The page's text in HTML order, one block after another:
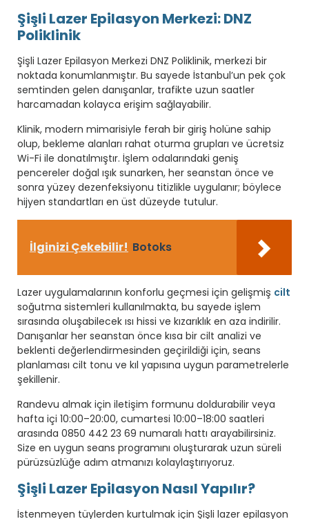
Şişli Lazer Epilasyon Merkezi: DNZ
Poliklinik
Şişli Lazer Epilasyon Merkezi DNZ Poliklinik, merkezi bir
noktada konumlanmıştır. Bu sayede İstanbul’un pek çok
semtinden gelen danışanlar, trafikte uzun saatler
harcamadan kolayca erişim sağlayabilir.
Klinik, modern mimarisiyle ferah bir giriş holüne sahip
olup, bekleme alanları rahat oturma grupları ve ücretsiz
Wi-Fi ile donatılmıştır. İşlem odalarındaki geniş
pencereler doğal ışık sunarken, her seanstan önce ve
sonra yüzey dezenfeksiyonu titizlikle uygulanır; böylece
hijyen standartları en üst düzeyde tutulur.
İlginizi Çekebilir! Botoks
Lazer uygulamalarının konforlu geçmesi için gelişmiş cilt
soğutma sistemleri kullanılmakta, bu sayede işlem
sırasında oluşabilecek ısı hissi ve kızarıklık en aza indirilir.
Danışanlar her seanstan önce kısa bir cilt analizi ve
beklenti değerlendirmesinden geçirildiği için, seans
planlaması cilt tonu ve kıl yapısına uygun parametrelerle
şekillenir.
Randevu almak için iletişim formunu doldurabilir veya
hafta içi 10:00–20:00, cumartesi 10:00–18:00 saatleri
arasında 0850 442 23 69 numaralı hattı arayabilirsiniz.
Size en uygun seans programını oluşturarak uzun süreli
pürüzsüzlüğe adım atmanızı kolaylaştırıyoruz.
Şişli Lazer Epilasyon Nasıl Yapılır?
İstenmeyen tüylerden kurtulmak için Şişli lazer epilasyon